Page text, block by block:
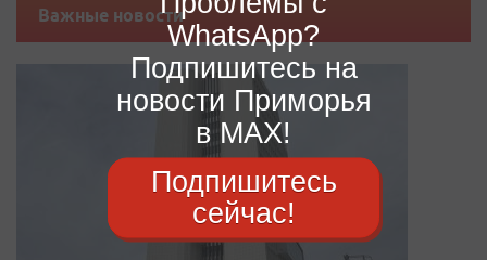
Важные новости
WhatsApp?
Подпишитесь на
новости Приморья
в MAX!
Подпишитесь
сейчас!